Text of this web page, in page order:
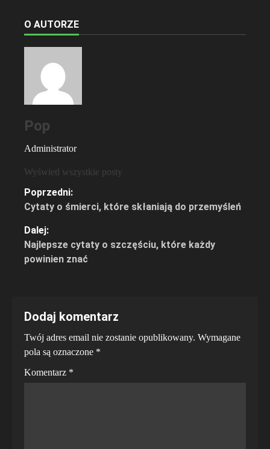
O AUTORZE
Pop
Administrator
Wyświetl wszystkie posty
Zobacz
Poprzedni:
Cytaty o śmierci, które skłaniają do przemyśleń
Dalej:
Najlepsze cytaty o szczęściu, które każdy
powinien znać
Dodaj komentarz
Twój adres email nie zostanie opublikowany. Wymagane
pola są oznaczone *
Komentarz *